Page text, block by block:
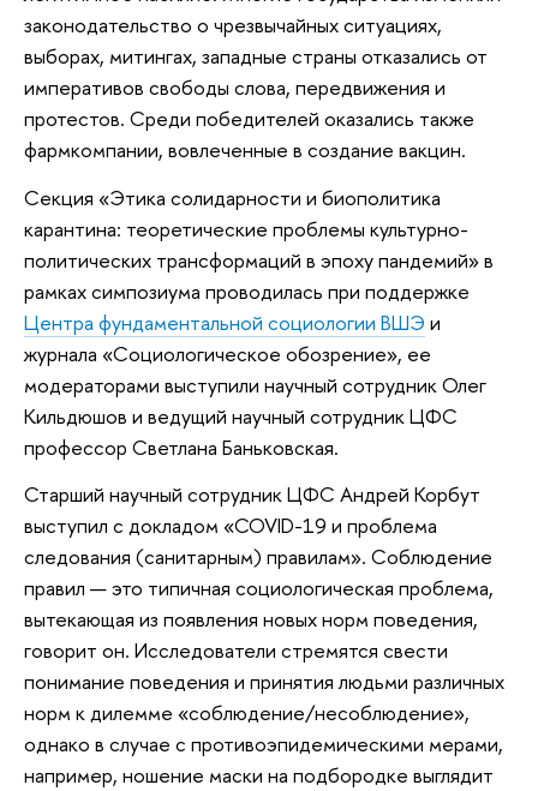
законодательство о чрезвычайных ситуациях,
выборах, митингах, западные страны отказались от
императивов свободы слова, передвижения и
протестов. Среди победителей оказались также
фармкомпании, вовлеченные в создание вакцин.
Секция «Этика солидарности и биополитика
карантина: теоретические проблемы культурно-
политических трансформаций в эпоху пандемий» в
рамках симпозиума проводилась при поддержке
Центра фундаментальной социологии ВШЭ и
журнала «Социологическое обозрение», ее
модераторами выступили научный сотрудник Олег
Кильдюшов и ведущий научный сотрудник ЦФС
профессор Светлана Баньковская.
Старший научный сотрудник ЦФС Андрей Корбут
выступил с докладом «COVID-19 и проблема
следования (санитарным) правилам». Соблюдение
правил — это типичная социологическая проблема,
вытекающая из появления новых норм поведения,
говорит он. Исследователи стремятся свести
понимание поведения и принятия людьми различных
норм к дилемме «соблюдение/несоблюдение»,
однако в случае с противоэпидемическими мерами,
например, ношение маски на подбородке выглядит